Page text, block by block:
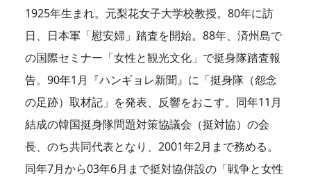
1925年生まれ。元梨花女子大学校教授。80年に訪
日、日本軍「慰安婦」踏査を開始。88年、済州島で
の国際セミナー「女性と観光文化」で挺身隊踏査報
告。90年1月『ハンギョレ新聞』に「挺身隊（怨念
の足跡）取材記」を発表、反響をおこす。同年11月
結成の韓国挺身隊問題対策協議会（挺対協）の会
長、のち共同代表となり、2001年2月まで務める。
同年7月から03年6月まで挺対協併設の「戦争と女性